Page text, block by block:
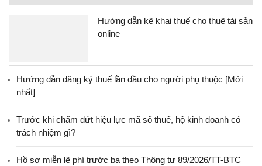
Hướng dẫn kê khai thuế cho thuê tài sản
online
Hướng dẫn đăng ký thuế lần đầu cho người phụ thuộc [Mới
nhất]
Trước khi chấm dứt hiệu lực mã số thuế, hộ kinh doanh có
trách nhiệm gì?
Hồ sơ miễn lệ phí trước bạ theo Thông tư 89/2026/TT-BTC